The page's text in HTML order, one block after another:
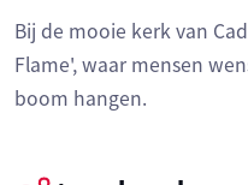
Bij de mooie kerk van
Flame', waar mensen
boom hangen.